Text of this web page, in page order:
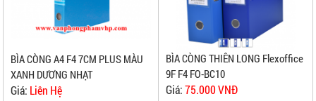
BÌA CÒNG A4 F4 7CM PLUS MÀU
XANH DƯƠNG NHẠT
Giá: Liên Hệ
BÌA CÒNG THIÊN LONG Flexoffice
9F F4 FO-BC10
Giá:75.000 VNĐ